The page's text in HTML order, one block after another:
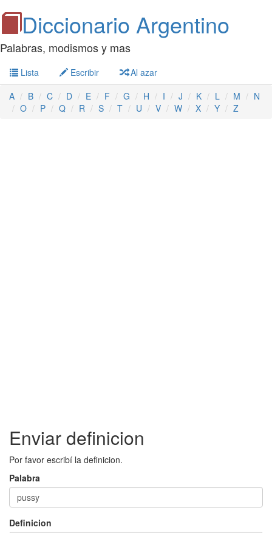
Diccionario Argentino
Palabras, modismos y mas
Lista Escribir
Al azar
A
B C D E F G H I J K L M
N
O
P Q R S T U V W X Y Z
Enviar definicion
Por favor escribí la definicion.
Palabra
Definicion